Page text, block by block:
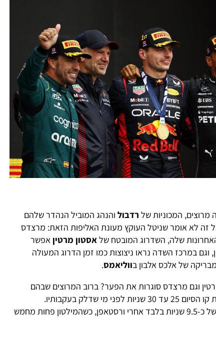
המכוניות של רדבולוהנהג המוביל הנהדר שלהם
זה לא אומר שניטל העוקץ מעונת האליפות הזאת: מרצדס
שלה, השדרוג המובטח שלאסטון מרטין אפשר
במרכז השדה נראו ניצוצות כמו זמן הדרוג המעולה
של אלכס אלבון בווליאמס.
וגם מרצדס סוגרות את הפער? ברוב המרוצים שבהם
ורסטאפן ניצח העונה הוא חצה את קו הסיום 25 עד 30 שניות לפני מי שדלק בעקבותיו.
במונטריאול סיים אלונסו בהפרש של כ-9.5 שניות בלבד אחרי ורסטאפן, כשהמילטון פחות מחמש